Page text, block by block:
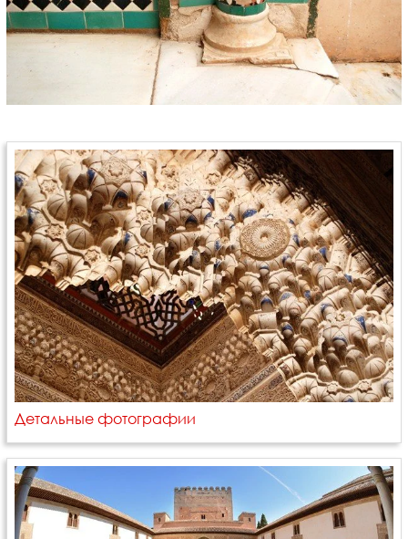
Детальные фотографии